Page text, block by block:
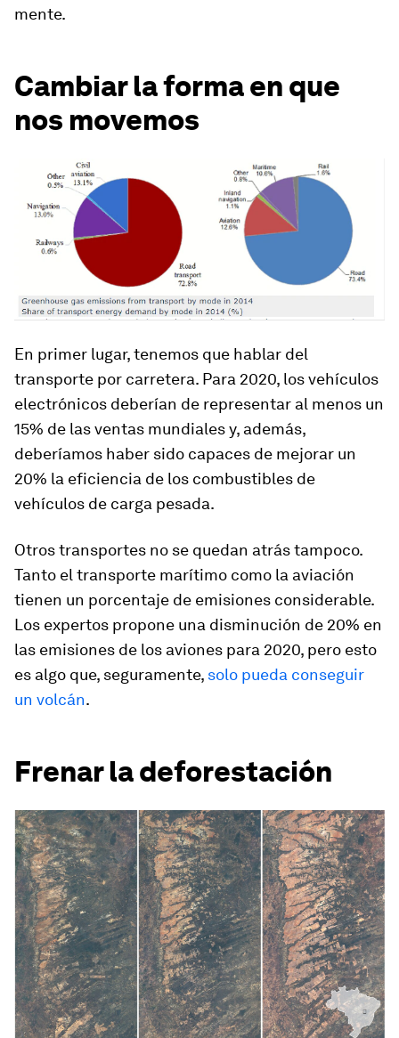
mente.
Cambiar la forma en que
nos movemos
En primer lugar, tenemos que hablar del
transporte por carretera. Para 2020, los vehículos
electrónicos deberían de representar al menos un
15% de las ventas mundiales y, además,
deberíamos haber sido capaces de mejorar un
20% la eficiencia de los combustibles de
vehículos de carga pesada.
Otros transportes no se quedan atrás tampoco.
Tanto el transporte marítimo como la aviación
tienen un porcentaje de emisiones considerable.
Los expertos propone una disminución de 20% en
las emisiones de los aviones para 2020, pero esto
es algo que, seguramente, solo pueda conseguir
un volcán.
Frenar la deforestación